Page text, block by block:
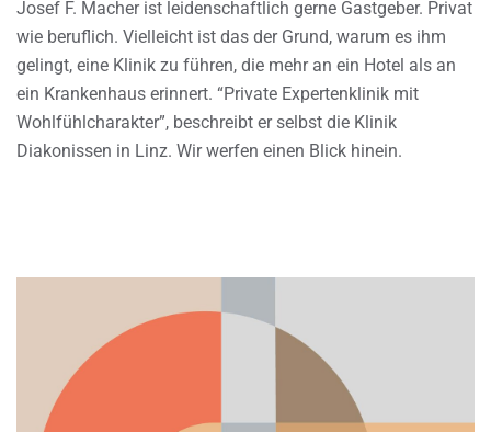
Josef F. Macher ist leidenschaftlich gerne Gastgeber. Privat
wie beruflich. Vielleicht ist das der Grund, warum es ihm
gelingt, eine Klinik zu führen, die mehr an ein Hotel als an
ein Krankenhaus erinnert. “Private Expertenklinik mit
Wohlfühlcharakter”, beschreibt er selbst die Klinik
Diakonissen in Linz. Wir werfen einen Blick hinein.